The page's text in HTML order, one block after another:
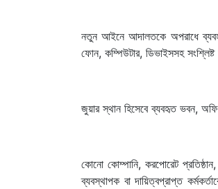
নতুন আইনে আদালতকে অপরাধে
ফোন, কম্পিউটার, ডিভাইসসহ
জুয়ার স্থান হিসেবে ব্যবহৃত ভবন,
কোনো কোম্পানি, করপোরেট
ব্যবস্থাপক বা দায়িত্বপ্রাপ্ত